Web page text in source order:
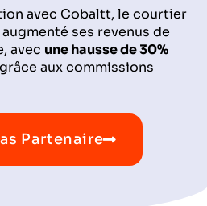
avec Cobaltt, le courtier
ses revenus de
avec une hausse de 30%
aux commissions
Partenaire